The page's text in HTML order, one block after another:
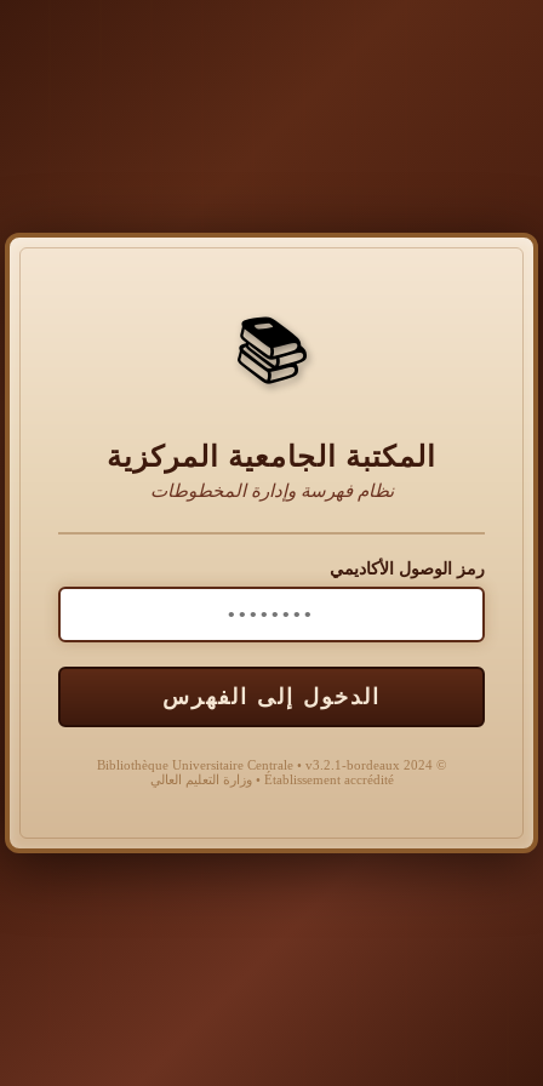
📚
المكتبة الجامعية المركزية
نظام فهرسة وإدارة المخطوطات
رمز الوصول الأكاديمي
الدخول إلى الفهرس
© 2024 Bibliothèque Universitaire Centrale • v3.2.1-bordeaux
Établissement accrédité • وزارة التعليم العالي